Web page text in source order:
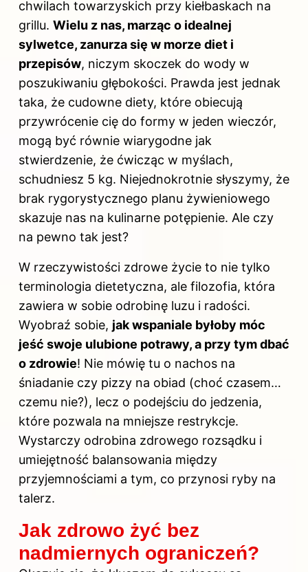
chwilach towarzyskich przy kiełbaskach na
grillu. Wielu z nas, marząc o idealnej
sylwetce, zanurza się w morze diet i
przepisów, niczym skoczek do wody w
poszukiwaniu głębokości. Prawda jest jednak
taka, że cudowne diety, które obiecują
przywrócenie cię do formy w jeden wieczór,
mogą być równie wiarygodne jak
stwierdzenie, że ćwicząc w myślach,
schudniesz 5 kg. Niejednokrotnie słyszymy, że
brak rygorystycznego planu żywieniowego
skazuje nas na kulinarne potępienie. Ale czy
na pewno tak jest?
W rzeczywistości zdrowe życie to nie tylko
terminologia dietetyczna, ale filozofia, która
zawiera w sobie odrobinę luzu i radości.
Wyobraź sobie, jak wspaniale byłoby móc
jeść swoje ulubione potrawy, a przy tym dbać
o zdrowie! Nie mówię tu o nachos na
śniadanie czy pizzy na obiad (choć czasem…
czemu nie?), lecz o podejściu do jedzenia,
które pozwala na mniejsze restrykcje.
Wystarczy odrobina zdrowego rozsądku i
umiejętność balansowania między
przyjemnościami a tym, co przynosi ryby na
talerz.
Jak zdrowo żyć bez
nadmiernych ograniczeń?